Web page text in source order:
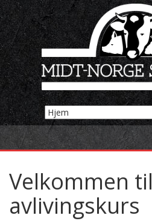
Velkommen til
avlivingskurs